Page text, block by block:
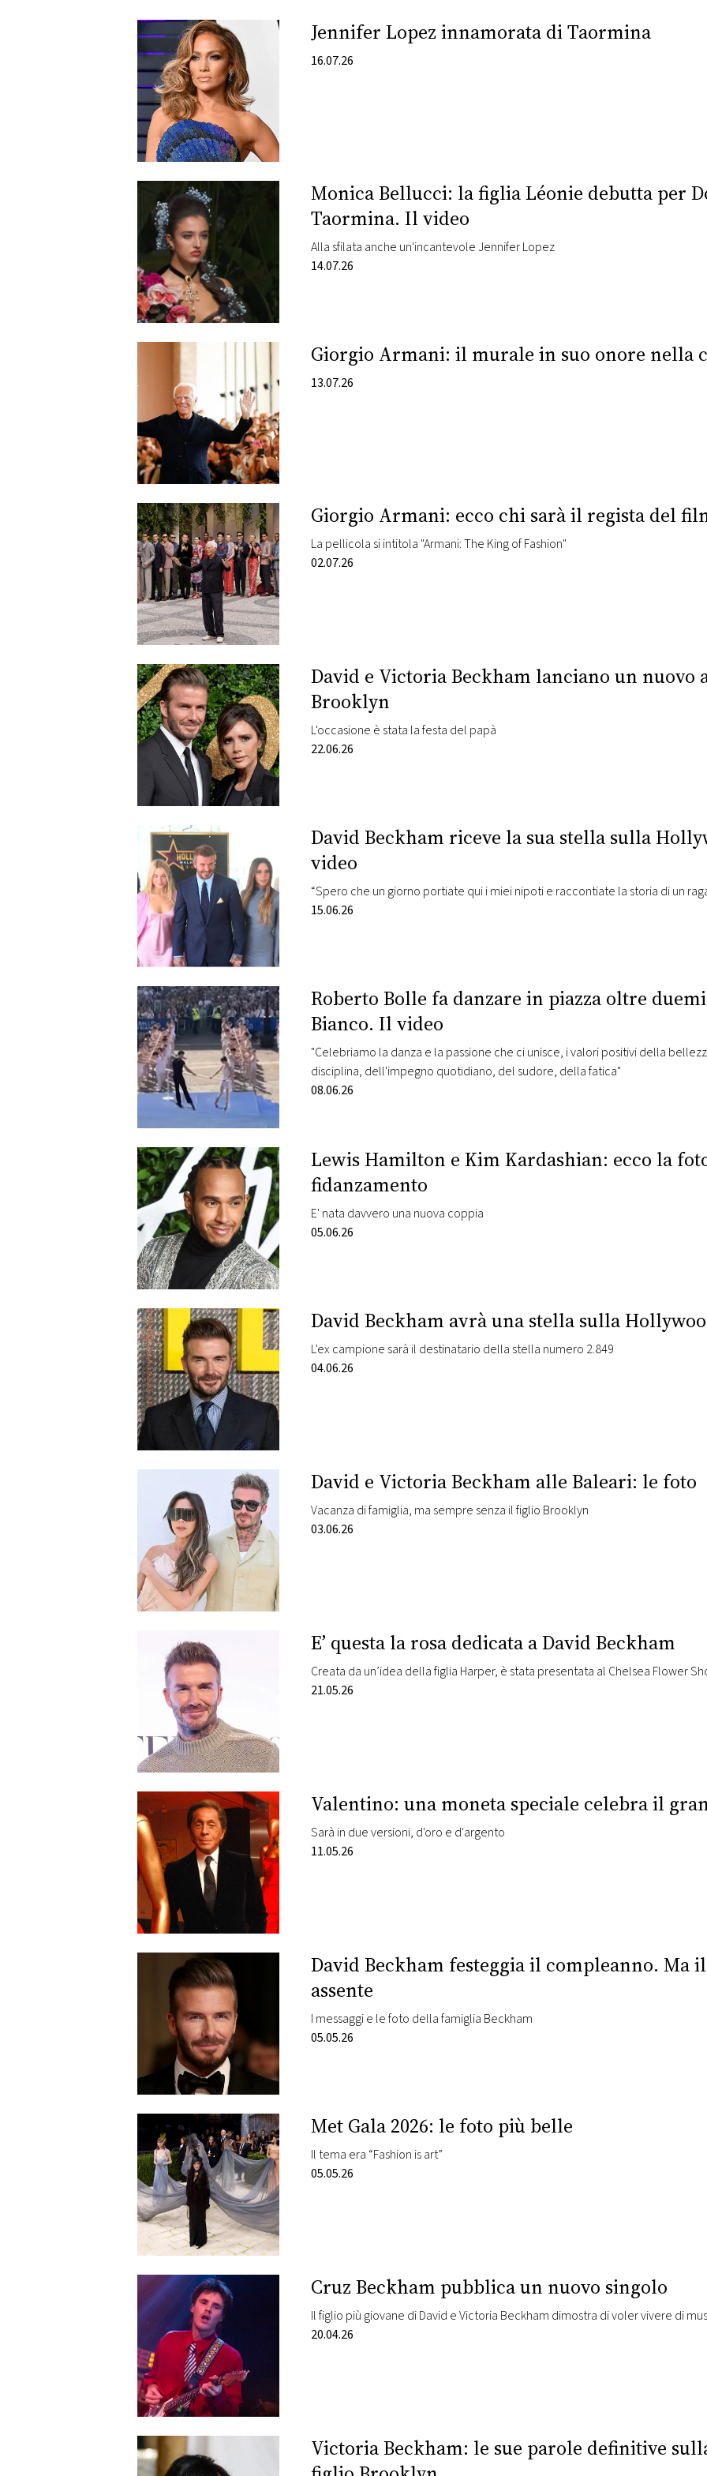
PLAYLIST
NEWS
FOTO
CONCORSI
EVENTI
VIDEO
TV
PRINCIPATO
MONACO
RMC
CONSIGLIA
Jennifer Lopez innamorata di Taormina
16.07.26
Monica Bellucci: la figlia Léonie debutta per
Taormina. Il video
Alla sfilata anche un'incantevole Jennifer Lopez
14.07.26
Giorgio Armani: il murale in suo onore nella
13.07.26
Giorgio Armani: ecco chi sarà il regista del
La pellicola si intitola "Armani: The King of Fashion"
02.07.26
David e Victoria Beckham lanciano un nuovo
Brooklyn
L'occasione è stata la festa del papà
22.06.26
David Beckham riceve la sua stella sulla
video
“Spero che un giorno portiate qui i miei nipoti e raccontiate la storia di un
15.06.26
Roberto Bolle fa danzare in piazza oltre
Bianco. Il video
"Celebriamo la danza e la passione che ci unisce, i valori positivi della
disciplina, dell'impegno quotidiano, del sudore, della fatica"
08.06.26
Lewis Hamilton e Kim Kardashian: ecco la
fidanzamento
E' nata davvero una nuova coppia
05.06.26
David Beckham avrà una stella sulla
L'ex campione sarà il destinatario della stella numero 2.849
04.06.26
David e Victoria Beckham alle Baleari: le foto
Vacanza di famiglia, ma sempre senza il figlio Brooklyn
03.06.26
E’ questa la rosa dedicata a David Beckham
Creata da un’idea della figlia Harper, è stata presentata al Chelsea Flower
21.05.26
Valentino: una moneta speciale celebra il
Sarà in due versioni, d'oro e d'argento
11.05.26
David Beckham festeggia il compleanno. Ma
assente
I messaggi e le foto della famiglia Beckham
05.05.26
Met Gala 2026: le foto più belle
Il tema era “Fashion is art”
05.05.26
Cruz Beckham pubblica un nuovo singolo
Il figlio più giovane di David e Victoria Beckham dimostra di voler vivere di
20.04.26
Victoria Beckham: le sue parole definitive